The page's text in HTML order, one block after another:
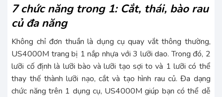
7 chức năng trong 1: Cắt, thái, bào rau
củ đa năng
Không chỉ đơn thuần là dụng cụ quay vắt thông thường,
US4000M trang bị 1 nắp nhựa với 3 lưỡi dao. Trong đó, 2
lưỡi cố định là lưỡi bào và lưỡi tạo sợi to và 1 lưỡi có thể
thay thế thành lưỡi nạo, cắt và tạo hình rau củ. Đa dạng
chức năng trên 1 dụng cụ, US4000M giúp bạn có thể dễ